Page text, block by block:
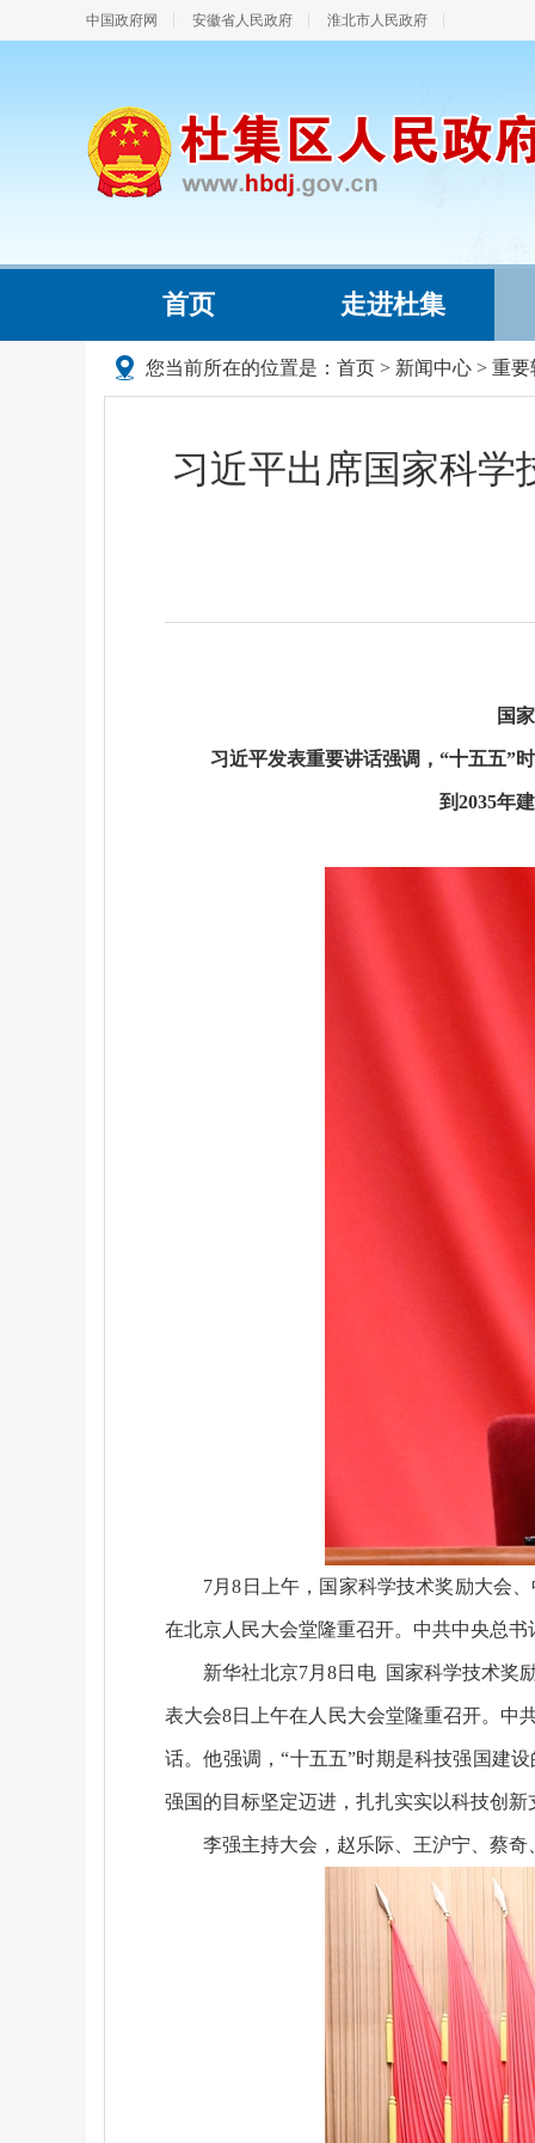
中国政府网 安徽省人民政府 淮北市人民政府
首页 走进杜集
您当前所在的位置是： 首页 > 新闻中心 > 重要
习近平出席国家科学
国
习近平发表重要讲话强调，“十五五”
到2035年
7月8日上午，国家科学技术奖励大会
在北京人民大会堂隆重召开。中共中央总
新华社北京7月8日电 国家科学技术奖
表大会8日上午在人民大会堂隆重召开。中
话。他强调，“十五五”时期是科技强国建
强国的目标坚定迈进，扎扎实实以科技创
李强主持大会，赵乐际、王沪宁、蔡